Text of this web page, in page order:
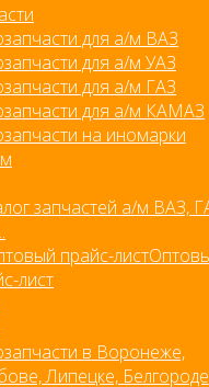
для а/м ВАЗ
для а/м УАЗ
для а/м ГАЗ
для а/м КАМАЗ
на иномарки
запчастей а/м ВАЗ,
лист
в Воронеже,
Липецке, Белгороде